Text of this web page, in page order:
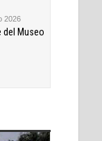
2026
del Museo